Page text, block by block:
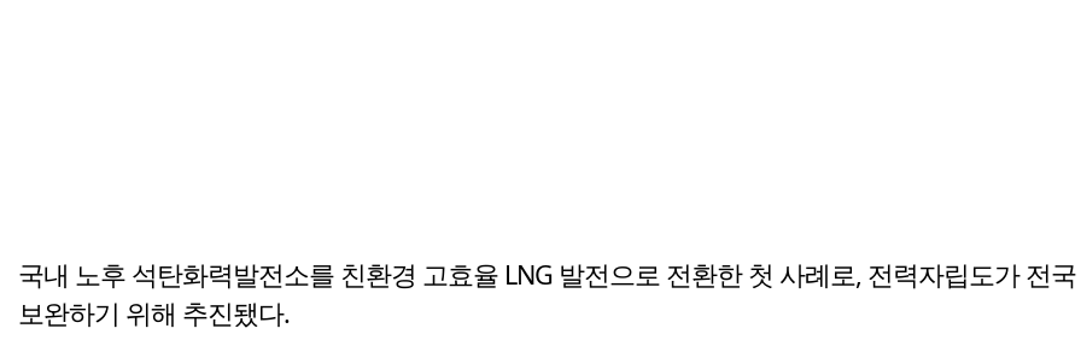
국내 노후 석탄화력발전소를 친환경 고효율 LNG 발전으로 전환한 첫 사례로, 전력자립도가 전
보완하기 위해 추진됐다.